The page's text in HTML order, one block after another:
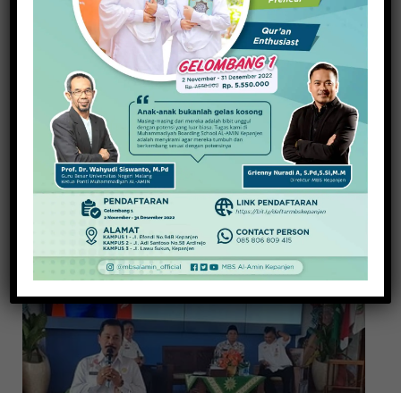
Salurkan Bantuan 1.265 Siswa Miskin, Artha
Kanjuruhan Sambangi Desa dan Sekolah
14 Desember 2023